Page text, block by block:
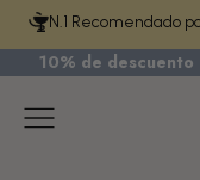
Ir al contenidoN.1 Recomendado
10% de
Menú